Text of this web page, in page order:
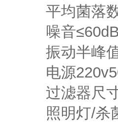
平均菌
噪音
振动半
电源
过滤器尺
照明灯/